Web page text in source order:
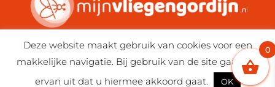
Stuur Whatsapp bericht
Algemene voorwaarden
Privacyverklaring
Deze website maakt gebruik van cookies voor een
makkelijke navigatie. Bij gebruik van de site gaan wij
ervan uit dat u hiermee akkoord gaat.
OK
0